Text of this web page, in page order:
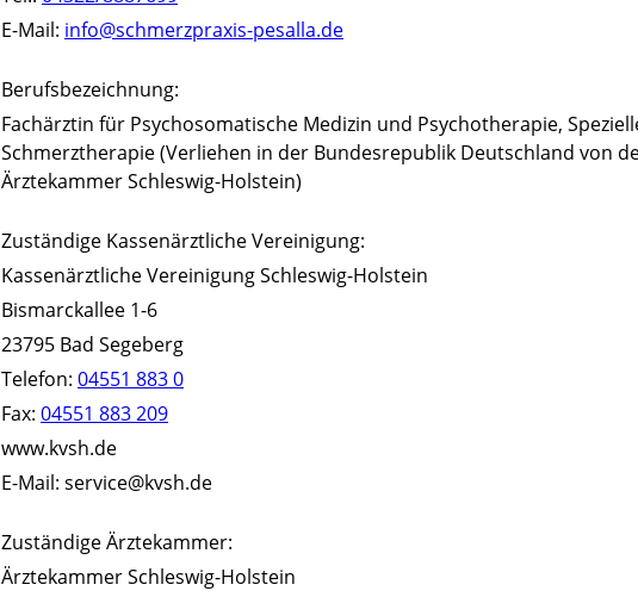
E-Mail: info@schmerzpraxis-pesalla.de
Berufsbezeichnung:
Fachärztin für Psychosomatische Medizin und Psychotherapie,
Schmerztherapie (Verliehen in der Bundesrepublik Deutschland von
Ärztekammer Schleswig-Holstein)
Zuständige Kassenärztliche Vereinigung:
Kassenärztliche Vereinigung Schleswig-Holstein
Bismarckallee 1-6
23795 Bad Segeberg
Telefon: 04551 883 0
Fax: 04551 883 209
www.kvsh.de
E-Mail: service@kvsh.de
Zuständige Ärztekammer:
Ärztekammer Schleswig-Holstein